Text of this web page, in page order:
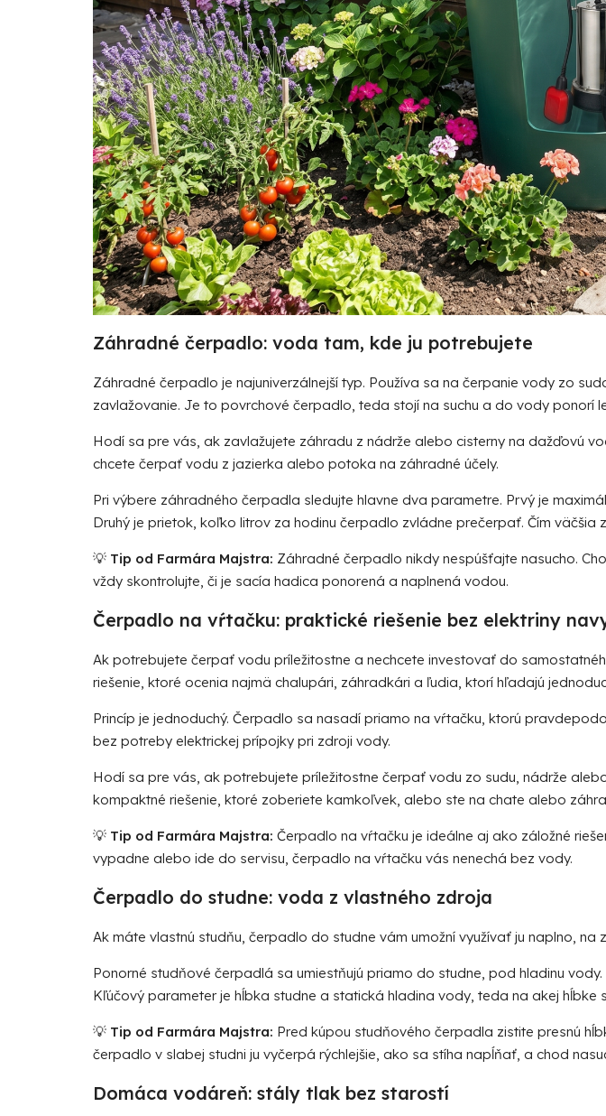
Záhradné čerpadlo: voda tam, kde ju potrebujete
Záhradné čerpadlo je najuniverzálnejší typ. Používa sa na čerpanie vody zo
zavlažovanie. Je to povrchové čerpadlo, teda stojí na suchu a do vody ponorí
Hodí sa pre vás, ak zavlažujete záhradu z nádrže alebo cisterny na dažďovú
chcete čerpať vodu z jazierka alebo potoka na záhradné účely.
Pri výbere záhradného čerpadla sledujte hlavne dva parametre. Prvý je
Druhý je prietok, koľko litrov za hodinu čerpadlo zvládne prečerpať. Čím
💡 Tip od Farmára Majstra: Záhradné čerpadlo nikdy nespúšťajte nasucho.
vždy skontrolujte, či je sacía hadica ponorená a naplnená vodou.
Čerpadlo na vŕtačku: praktické riešenie bez elektriny
Ak potrebujete čerpať vodu príležitostne a nechcete investovať do
riešenie, ktoré ocenia najmä chalupári, záhradkári a ľudia, ktorí hľadajú
Princíp je jednoduchý. Čerpadlo sa nasadí priamo na vŕtačku, ktorú
bez potreby elektrickej prípojky pri zdroji vody.
Hodí sa pre vás, ak potrebujete príležitostne čerpať vodu zo sudu, nádrže
kompaktné riešenie, ktoré zoberiete kamkoľvek, alebo ste na chate alebo
💡 Tip od Farmára Majstra: Čerpadlo na vŕtačku je ideálne aj ako záložné
vypadne alebo ide do servisu, čerpadlo na vŕtačku vás nenechá bez vody.
Čerpadlo do studne: voda z vlastného zdroja
Ak máte vlastnú studňu, čerpadlo do studne vám umožní využívať ju naplno, na
Ponorné studňové čerpadlá sa umiestňujú priamo do studne, pod hladinu
Kľúčový parameter je hĺbka studne a statická hladina vody, teda na akej hĺbke
💡 Tip od Farmára Majstra: Pred kúpou studňového čerpadla zistite presnú
čerpadlo v slabej studni ju vyčerpá rýchlejšie, ako sa stíha napĺňať, a chod
Domáca vodáreň: stály tlak bez starostí